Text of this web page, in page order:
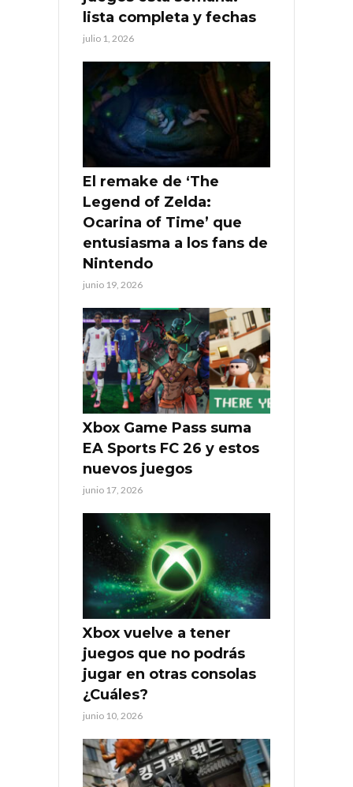
lista completa y fechas
julio 1, 2026
El remake de ‘The
Legend of Zelda:
Ocarina of Time’ que
entusiasma a los fans de
Nintendo
junio 19, 2026
Xbox Game Pass suma
EA Sports FC 26 y estos
nuevos juegos
junio 17, 2026
Xbox vuelve a tener
juegos que no podrás
jugar en otras consolas
¿Cuáles?
junio 10, 2026